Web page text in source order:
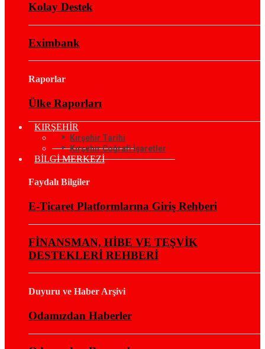
Kolay Destek
Eximbank
Raporlar
Ülke Raporları
KIRŞEHİR
Kırşehir Tarihi
Kırşehir Coğrafi İşaretler
BİLGİ MERKEZİ
Faydalı Bilgiler
E-Ticaret Platformlarına Giriş Rehberi
FİNANSMAN, HİBE VE TEŞVİK
DESTEKLERİ REHBERİ
Duyuru ve Haber Arşivi
Odamızdan Haberler